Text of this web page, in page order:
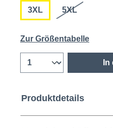
3XL 5XL
Zur Größentabelle
Produktdetails